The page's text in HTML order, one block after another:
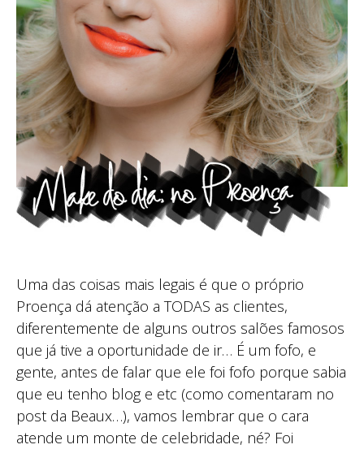
Uma das coisas mais legais é que o próprio
Proença dá atenção a TODAS as clientes,
diferentemente de alguns outros salões famosos
que já tive a oportunidade de ir… É um fofo, e
gente, antes de falar que ele foi fofo porque sabia
que eu tenho blog e etc (como comentaram no
post da Beaux…), vamos lembrar que o cara
atende um monte de celebridade, né? Foi